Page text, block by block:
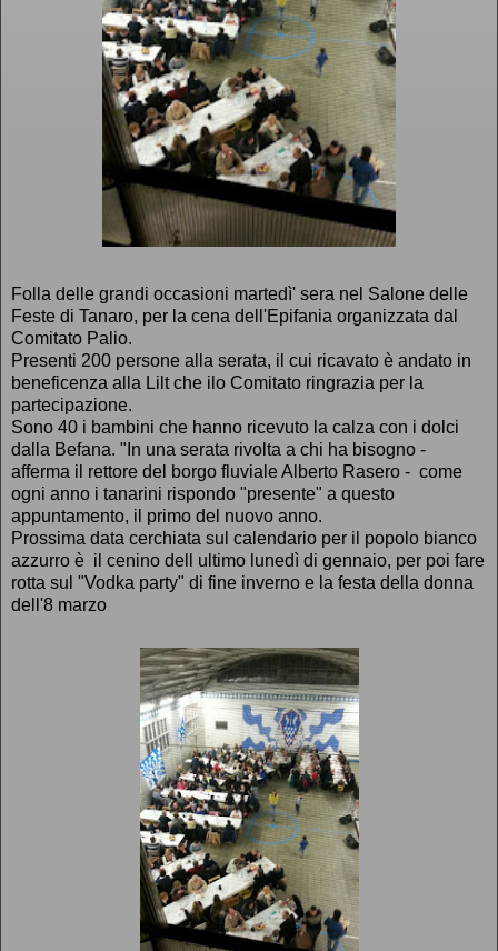
Folla delle grandi occasioni martedì' sera nel Salone delle
Feste di Tanaro, per la cena dell'Epifania organizzata dal
Comitato Palio.
Presenti 200 persone alla serata, il cui ricavato è andato in
beneficenza alla Lilt che ilo Comitato ringrazia per la
partecipazione.
Sono 40 i bambini che hanno ricevuto la calza con i dolci
dalla Befana. "In una serata rivolta a chi ha bisogno -
afferma il rettore del borgo fluviale Alberto Rasero - come
ogni anno i tanarini rispondo "presente" a questo
appuntamento, il primo del nuovo anno.
Prossima data cerchiata sul calendario per il popolo bianco
azzurro è il cenino dell ultimo lunedì di gennaio, per poi fare
rotta sul "Vodka party" di fine inverno e la festa della donna
dell'8 marzo